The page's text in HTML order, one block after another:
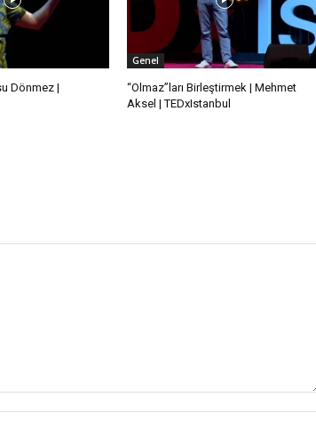
Dönmez |
Genel
“Olmaz”ları Birleştirmek | Mehmet
Aksel | TEDxIstanbul